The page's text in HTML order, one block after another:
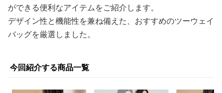
ができる便利なアイテムをご紹介します。
デザイン性と機能性を兼ね備えた、おすすめのツーウェイ
バッグを厳選しました。
今回紹介する商品一覧